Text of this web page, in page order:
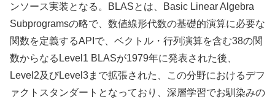
ンソース実装となる。BLASとは、Basic Linear Algebra
Subprogramsの略で、数値線形代数の基礎的演算に必要な
関数を定義するAPIで、ベクトル・行列演算を含む38の関
数からなるLevel1 BLASが1979年に発表された後、
Level2及びLevel3まで拡張された、この分野におけるデフ
ァクトスタンダートとなっており、深層学習でお馴染みの